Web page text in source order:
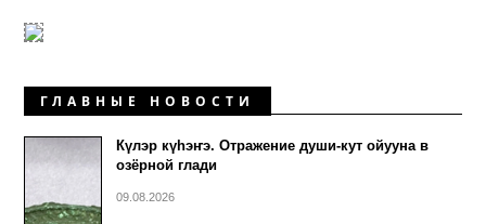
ГЛАВНЫЕ НОВОСТИ
Күлэр күhэҥэ. Отражение души-кут ойууна в
озёрной глади
09.08.2026